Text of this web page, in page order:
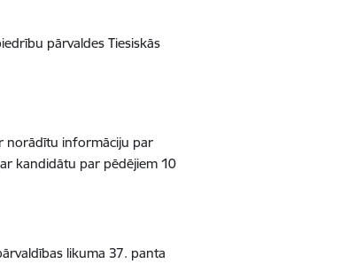
pārvaldes Tiesiskās
norādītu informāciju par
kandidātu par pēdējiem 10
likuma 37. panta